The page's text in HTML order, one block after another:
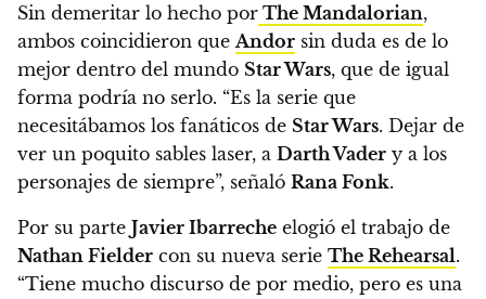
Sin demeritar lo hecho por The Mandalorian,
ambos coincidieron que Andor sin duda es de lo
mejor dentro del mundo Star Wars, que de igual
forma podría no serlo. “Es la serie que
necesitábamos los fanáticos de Star Wars. Dejar de
ver un poquito sables laser, a Darth Vader y a los
personajes de siempre”, señaló Rana Fonk.
Por su parte Javier Ibarreche elogió el trabajo de
Nathan Fielder con su nueva serie The Rehearsal.
“Tiene mucho discurso de por medio, pero es una